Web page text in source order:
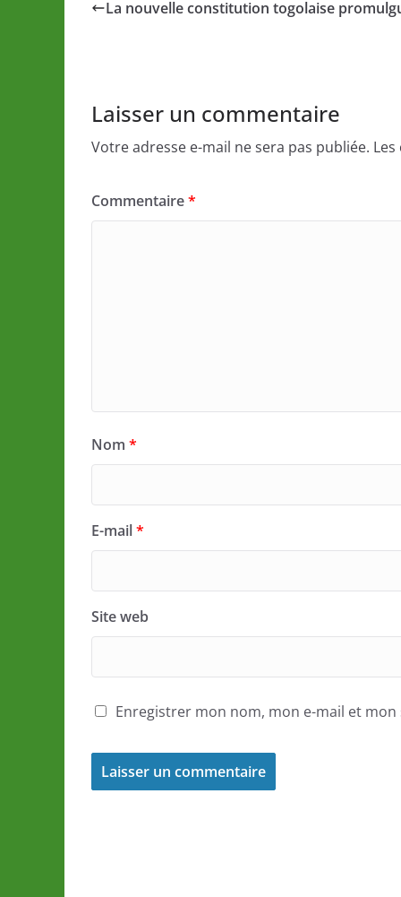
La nouvelle constitution togolaise
Laisser un commentaire
Votre adresse e-mail ne sera pas publiée.
Commentaire*
Nom *
E-mail*
Site web
Enregistrer mon nom, mon e-mail et